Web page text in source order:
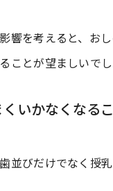
響を考えると、お
ことが望ましいでし
いかなくなる
並びだけでなく授